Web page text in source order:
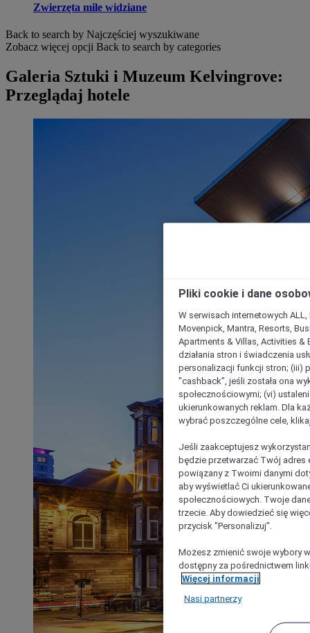
Zwierzęta mile widziane
Back to search by Najczęściej wyszukiwane
Zobacz więcej opcji Back to search by categories
Galeria Sztuki i Muzeum Kelvingrove:
Przeglądaj hotele
Pliki cookie i dane
W serwisach internetowych
Movenpick, Mantra, Resorts,
Apartments & Villas, Activities &
działania stron i świadczenia
personalizacji funkcji stron; (iii)
"cashback”, jeśli została ona
społecznościowymi; (vi)
ukierunkowanych reklam. Dla
wybrać poszczególne cele,
Jeśli zaakceptujesz
będzie przetwarzać Twój adres
powiązany z Twoimi danymi
aby wyświetlać Ci
społecznościowych. Twoje
trzecie. Aby dowiedzieć się
przycisk "Personalizuj”.
Możesz zmienić swoje wybory
dostępny za pośrednictwem
Więcej informacji
Nasi partnerzy